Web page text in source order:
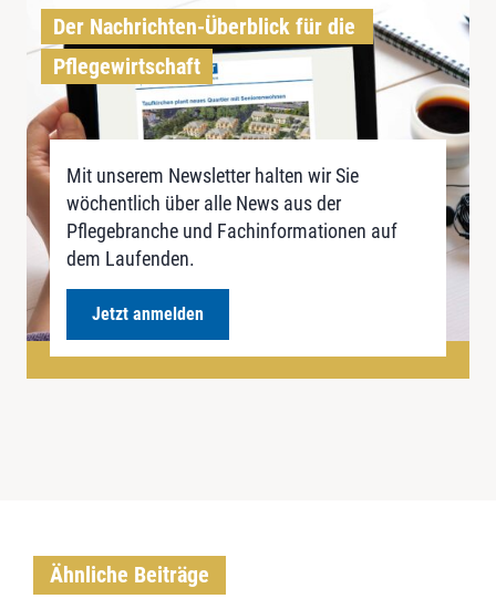
Der Nachrichten-Überblick für die
Pflegewirtschaft
Mit unserem Newsletter halten wir Sie
wöchentlich über alle News aus der
Pflegebranche und Fachinformationen auf
dem Laufenden.
Jetzt anmelden
Ähnliche Beiträge